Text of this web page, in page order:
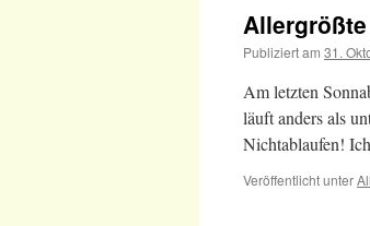
Publiziert am 31.
Am letzten
läuft anders als
Nichtablaufen!
Veröffentlicht unter